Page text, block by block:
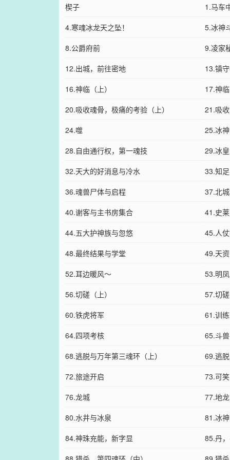
楔子
1.马车
4.寒魂冰龙天之坠！
5.冰神
8.公爵府前
9.凌家
12.出城，前往密地
13.镇
16.神临（上）
17.神
20.吸收魂骨，极痛的考验（上）
21.吸
24.噬
25.冰
28.自由通行权，第一魂技
29.冰
32.天大的好消息与冷水
33.知
36.魂兽尸体与启程
37.北
40.谢客与主书房集合
41.史
44.五大护神族与忽悠
45.人
48.最终结果与学堂
49.天
52.耳边暖风～
53.明
56.切磋（上）
57.切
60.铁虎将军
61.训
64.四项考核
65.斗兽
68.逃脱与万年第三魂环（上）
69.逃
72.旅途开启
73.可
76.龙城
77.地
80.水井与冰泉
81.冰
84.神珠充能，新字显
85.丹